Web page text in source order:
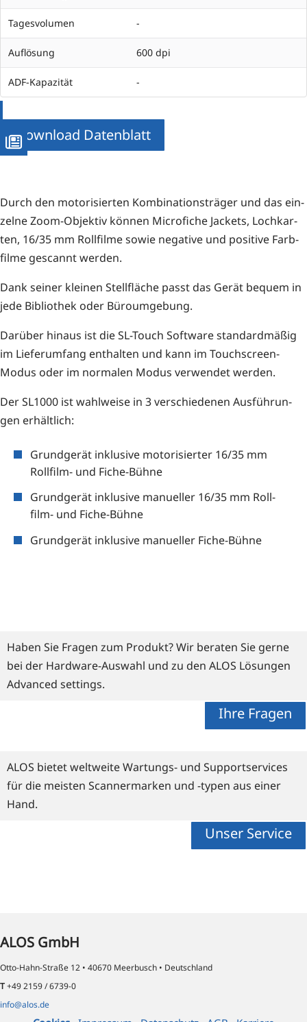
Tagesvolumen -
Auflösung 600 dpi
ADF-Kapazität -
Download Datenblatt
Durch den moto­ri­sier­ten Kom­bi­na­ti­ons­trä­ger und das ein­
zel­ne Zoom-Objek­tiv kön­nen Micro­fi­che Jackets, Loch­kar­
ten, 16/35 mm Roll­fil­me sowie nega­ti­ve und posi­ti­ve Farb­
fil­me gescannt werden.
Dank sei­ner klei­nen Stell­flä­che passt das Gerät bequem in
jede Biblio­thek oder Büroumgebung.
Dar­über hin­aus ist die SL-Touch Soft­ware stan­dard­mä­ßig
im Lie­fer­um­fang ent­hal­ten und kann im Touch­screen-
Modus oder im nor­ma­len Modus ver­wen­det werden.
Der SL1000 ist wahl­wei­se in 3 ver­schie­de­nen Aus­füh­run­
gen erhältlich:
Grund­ge­rät inklu­si­ve moto­ri­sier­ter 16/35 mm
Roll­film- und Fiche-Bühne
Grund­ge­rät inklu­si­ve manu­el­ler 16/35 mm Roll­
film- und Fiche-Bühne
Grund­ge­rät inklu­si­ve manu­el­ler Fiche-Bühne
Haben Sie Fragen zum Produkt? Wir beraten Sie gerne
bei der Hardware-Auswahl und zu den ALOS Lösungen
Advanced settings.
Ihre Fragen
ALOS bietet weltweite Wartungs- und Supportservices
für die meisten Scannermarken und -typen aus einer
Hand.
Unser Service
ALOS GmbH
Otto-Hahn-Straße 12 • 40670 Meerbusch • Deutschland
T+49 2159 / 6739-0
info@alos.de